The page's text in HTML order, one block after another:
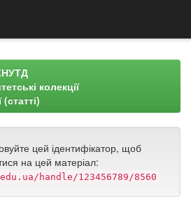
колекції
цей ідентифікатор, щоб
на цей матеріал:
handle/123456789/8560